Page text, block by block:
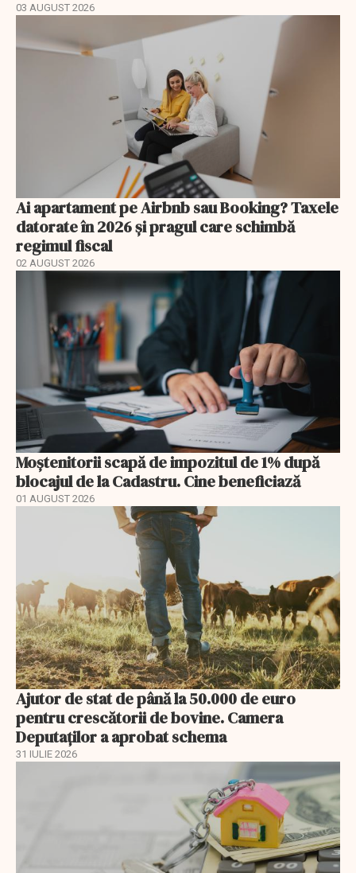
03 AUGUST 2026
Ai apartament pe Airbnb sau Booking? Taxele
datorate în 2026 și pragul care schimbă
regimul fiscal
02 AUGUST 2026
Moștenitorii scapă de impozitul de 1% după
blocajul de la Cadastru. Cine beneficiază
01 AUGUST 2026
Ajutor de stat de până la 50.000 de euro
pentru crescătorii de bovine. Camera
Deputaților a aprobat schema
31 IULIE 2026